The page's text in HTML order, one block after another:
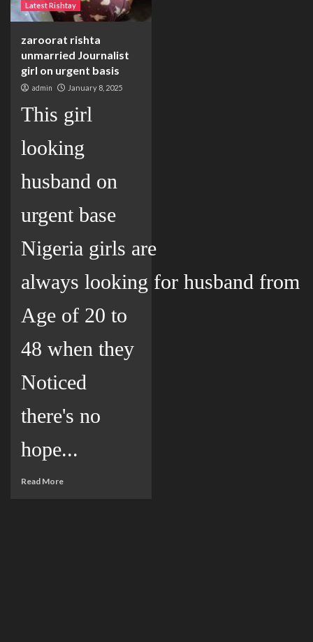
Latest Rishtay
zaroorat rishta
unmarried Journalist
girl on urgent basis
admin January 8, 2025
This girl
looking
husband on
urgent base
Nigeria girls are
always looking for husband from
Age of 20 to
48 when they
Noticed
there's no
hope...
Read More